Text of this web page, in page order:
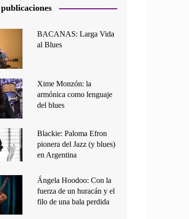
BACANAS: Larga Vida
al Blues
Xime Monzón: la
armónica como lenguaje
del blues
Blackie: Paloma Efron
pionera del Jazz (y blues)
en Argentina
Ángela Hoodoo: Con la
fuerza de un huracán y el
filo de una bala perdida